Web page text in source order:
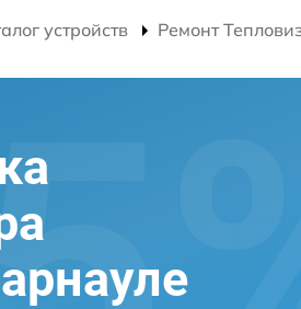
устройств Ремонт